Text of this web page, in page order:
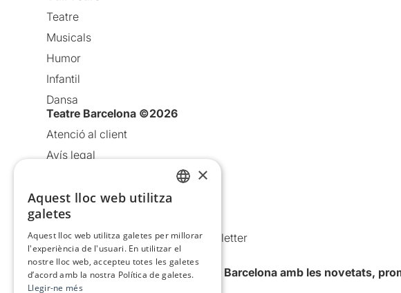
Teatre
Musicals
Humor
Infantil
Dansa
Teatre Barcelona ©2026
Atenció al client
Avís legal
Política de cookies
Condicions d’ús
Comunicacions comercials i Newsletter
Anuncia’t
Vull rebre la newsletter de Teatre Barcelona amb les novetats,
×
Aquest lloc web utilitza
galetes
Aquest lloc web utilitza galetes per millorar
l'experiència de l'usuari. En utilitzar el
nostre lloc web, accepteu totes les galetes
d’acord amb la nostra Política de galetes.
Llegir-ne més